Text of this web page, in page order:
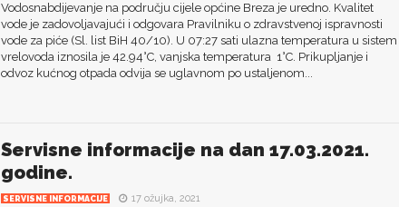
Vodosnabdijevanje na području cijele općine Breza je uredno. Kvalitet
vode je zadovoljavajući i odgovara Pravilniku o zdravstvenoj ispravnosti
vode za piće (Sl. list BiH 40/10). U 07:27 sati ulazna temperatura u sistem
vrelovoda iznosila je 42.94°C, vanjska temperatura 1°C. Prikupljanje i
odvoz kućnog otpada odvija se uglavnom po ustaljenom...
Servisne informacije na dan 17.03.2021.
godine.
SERVISNE INFORMACIJE 17 ožujka, 2021